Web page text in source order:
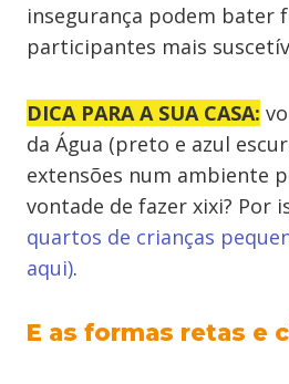
insegurança podem bater
participantes mais
DICA PARA A SUA CASA:
da Água (preto e azul
extensões num ambiente
vontade de fazer xixi? Por
quartos de crianças
aqui).
E as formas retas e